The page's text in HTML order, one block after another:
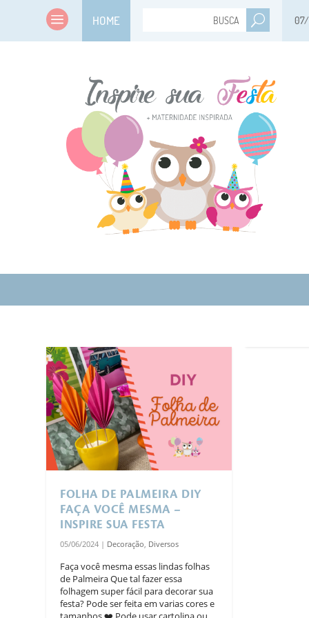
HOME
FOLHA DE PALMEIRA DIY
FAÇA VOCÊ MESMA –
INSPIRE SUA FESTA
05/06/2024 | Decoração, Diversos
Faça você mesma essas lindas folhas
de Palmeira Que tal fazer essa
folhagem super fácil para decorar sua
festa? Pode ser feita em varias cores e